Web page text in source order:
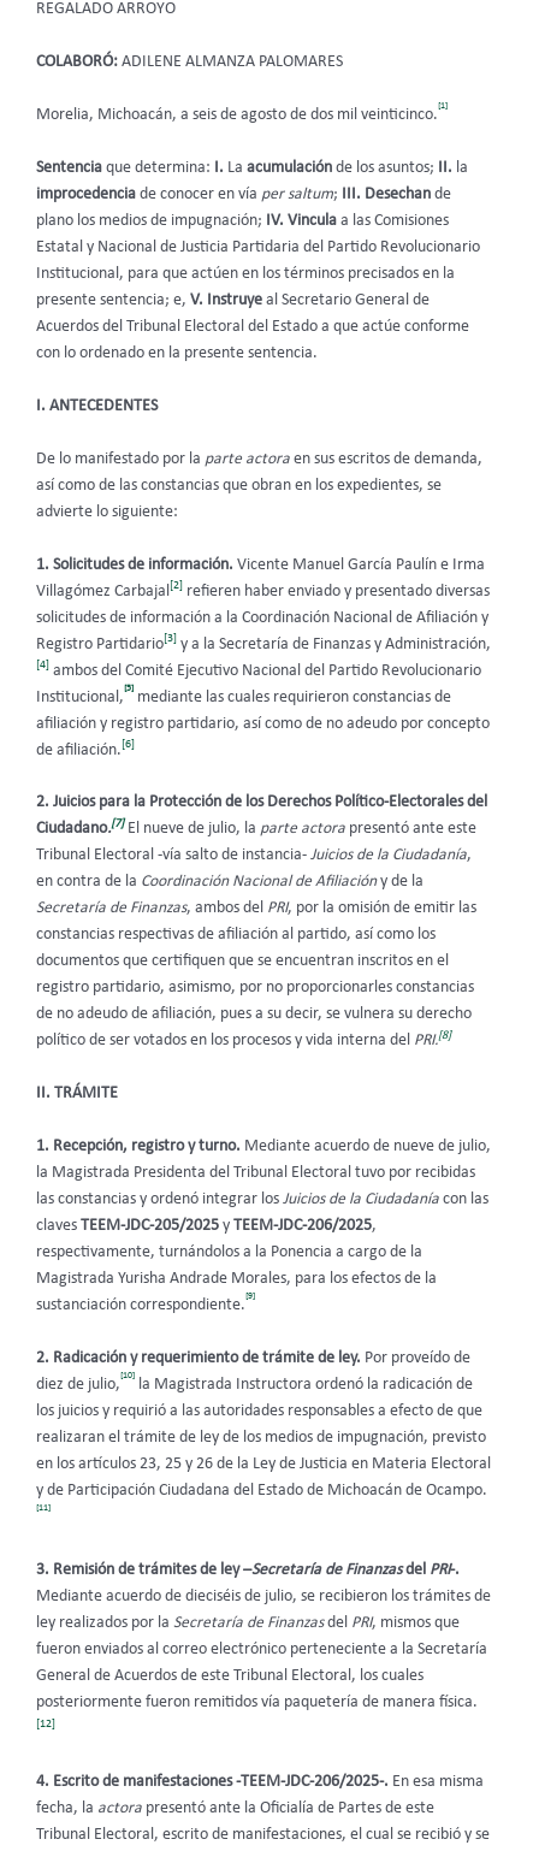
REGALADO ARROYO
COLABORÓ: ADILENE ALMANZA PALOMARES
Morelia, Michoacán, a seis de agosto de dos mil veinticinco.
[1]
Sentencia que determina: I. La acumulación de los asuntos; II. la
improcedencia de conocer en vía per saltum; III. Desechan de
plano los medios de impugnación;
IV. Vincula a las Comisiones
Estatal y Nacional de Justicia Partidaria del Partido Revolucionario
Institucional, para que actúen en los términos precisados en la
presente sentencia; e, V. Instruye al Secretario General de
Acuerdos del Tribunal Electoral del Estado a que actúe conforme
con lo ordenado en la presente sentencia.
I. ANTECEDENTES
De lo manifestado por la parte actora en sus escritos de demanda,
así como de las constancias que obran en los expedientes, se
advierte lo siguiente:
1. Solicitudes de información. Vicente Manuel García Paulín e Irma
Villagómez Carbajal
[2]
refieren haber enviado y presentado diversas
solicitudes de información a la Coordinación Nacional de Afiliación y
Registro Partidario [3] y a la Secretaría de Finanzas y Administración,
[4] ambos del Comité Ejecutivo Nacional del Partido Revolucionario
Institucional,
[5]
mediante las cuales requirieron constancias de
afiliación y registro partidario, así como de no adeudo por concepto
de afiliación. [6]
2. Juicios para la Protección de los Derechos Político-Electorales del
Ciudadano.[7]El nueve de julio, la parte actora presentó ante este
Tribunal Electoral -vía salto de instancia- Juicios de la Ciudadanía,
en contra de la Coordinación Nacional de Afiliacióny de la
Secretaría de Finanzas, ambos del PRI, por la omisión de emitir las
constancias respectivas de afiliación al partido, así como los
documentos que certifiquen que se encuentran inscritos en el
registro partidario, asimismo, por no proporcionarles constancias
de no adeudo de afiliación, pues a su decir, se vulnera su derecho
político de ser votados en los procesos y vida interna del PRI.[8]
II. TRÁMITE
1. Recepción, registro y turno. Mediante acuerdo de nueve de julio,
la Magistrada Presidenta del Tribunal Electoral tuvo por recibidas
las constancias y ordenó integrar los Juicios de la Ciudadanía con las
claves
TEEM-JDC-205/2025 y TEEM-JDC-206/2025,
respectivamente, turnándolos a la Ponencia a cargo de la
Magistrada Yurisha Andrade Morales, para los efectos de la
sustanciación correspondiente.
[9]
2. Radicación y requerimiento de trámite de ley. Por proveído de
diez de julio,
[10]
la Magistrada Instructora ordenó la radicación de
los juicios y requirió a las autoridades responsables a efecto de que
realizaran el trámite de ley de los medios de impugnación, previsto
en los artículos 23, 25 y 26 de la Ley de Justicia en Materia Electoral
y de Participación Ciudadana del Estado de Michoacán de Ocampo.
[11]
3. Remisión de trámites de ley –Secretaría de Finanzasdel PRI-.
Mediante acuerdo de dieciséis de julio, se recibieron los trámites de
ley realizados por la Secretaría de Finanzasdel PRI, mismos que
fueron enviados al correo electrónico perteneciente a la Secretaría
General de Acuerdos de este Tribunal Electoral, los cuales
posteriormente fueron remitidos vía paquetería de manera física.
[12]
4. Escrito de manifestaciones -TEEM-JDC-206/2025-. En esa misma
fecha, la actora presentó ante la Oficialía de Partes de este
Tribunal Electoral, escrito de manifestaciones, el cual se recibió y se